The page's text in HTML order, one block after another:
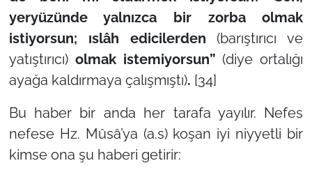
yeryüzünde yalnızca bir zorba olmak
istiyorsun; ıslâh edicilerden (barıştırıcı ve
yatıştırıcı)olmak istemiyorsun” (diye ortalığı
ayağa kaldırmaya çalışmıştı). [34]
Bu haber bir anda her tarafa yayılır. Nefes
nefese Hz. Mûsâ’ya (a.s) koşan iyi niyyetli bir
kimse ona şu haberi getirir: